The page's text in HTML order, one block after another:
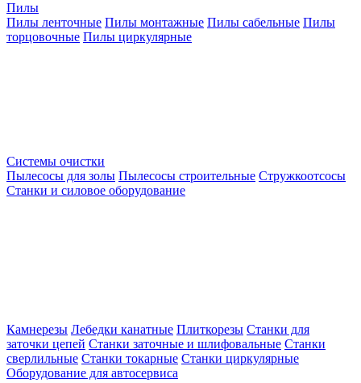
Пилы
Пилы ленточные Пилы монтажные Пилы сабельные Пилы
торцовочные Пилы циркулярные
Системы очистки
Пылесосы для золы Пылесосы строительные Стружкоотсосы
Станки и силовое оборудование
Камнерезы Лебедки канатные Плиткорезы Станки для
заточки цепей Станки заточные и шлифовальные Станки
сверлильные Станки токарные Станки циркулярные
Оборудование для автосервиса